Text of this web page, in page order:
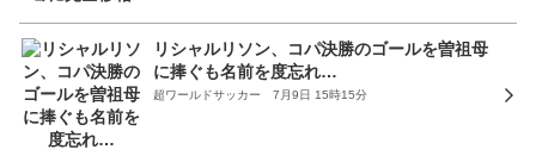
リシャルリソン、コパ決勝のゴールを曽祖母
に捧ぐも名前を度忘れ…
超ワールドサッカー 7月9日 15時15分